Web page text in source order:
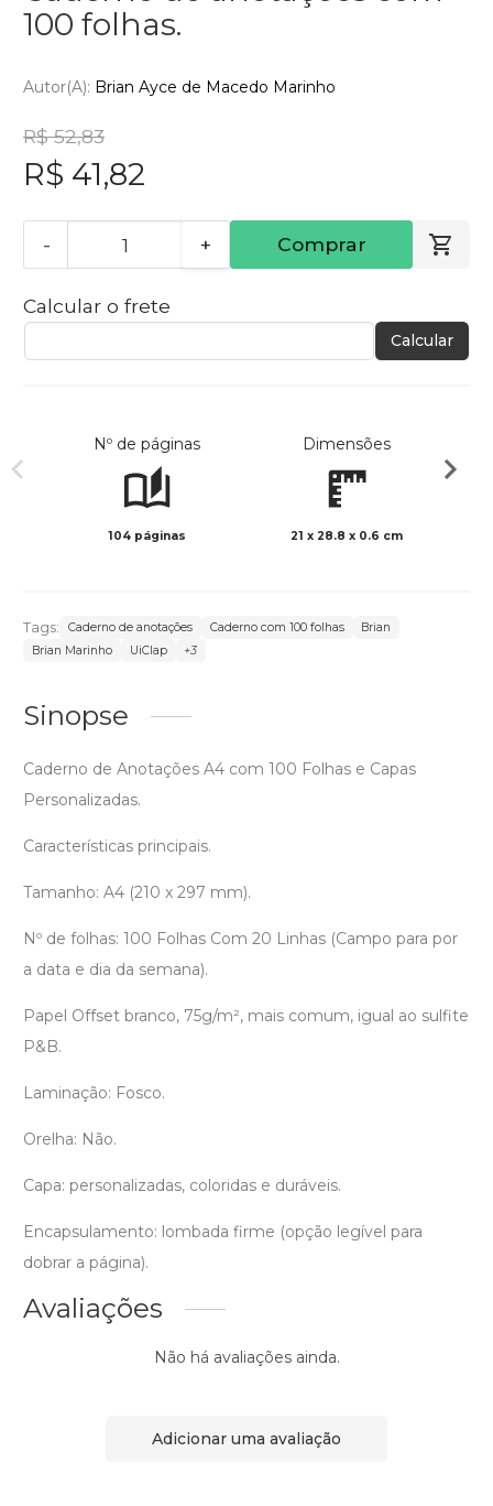
100 folhas.
Autor(a): Brian Ayce de Macedo Marinho
R$ 52,83
R$ 41,82
- + Comprar
Calcular o frete
Calcular
Nº de páginas
104 páginas
Dimensões
21 x 28.8 x 0.6 cm
Tags: Caderno de anotações Caderno com 100 folhas
Brian
Brian Marinho
UiClap +3
Sinopse
Caderno de Anotações A4 com 100 Folhas e Capas
Personalizadas.
Características principais.
Tamanho: A4 (210 x 297 mm).
Nº de folhas: 100 Folhas Com 20 Linhas (Campo para por
a data e dia da semana).
Papel Offset branco, 75g/m², mais comum, igual ao sulfite
P&B.
Laminação: Fosco.
Orelha: Não.
Capa: personalizadas, coloridas e duráveis.
Encapsulamento: lombada firme (opção legível para
dobrar a página).
Avaliações
Não há avaliações ainda.
Adicionar uma avaliação